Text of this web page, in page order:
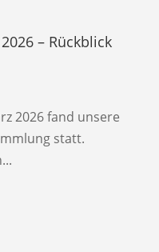
– Rückblick
2026 fand unsere
statt.